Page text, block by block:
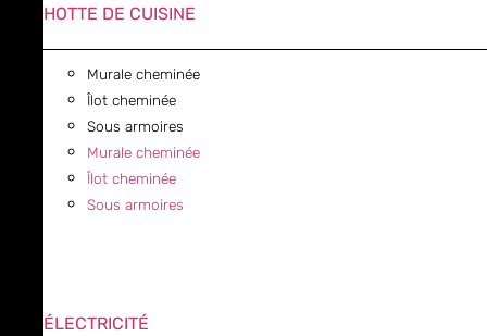
HOTTE DE CUISINE
Murale cheminée
Îlot cheminée
Sous armoires
Murale cheminée
Îlot cheminée
Sous armoires
ÉLECTRICITÉ